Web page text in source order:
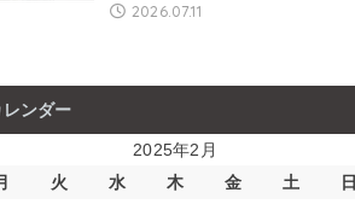
2026.07.11
レンダー
2025年2月
火 水 木 金 土
日